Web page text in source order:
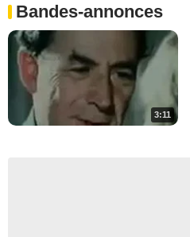
Bandes-annonces
3:11